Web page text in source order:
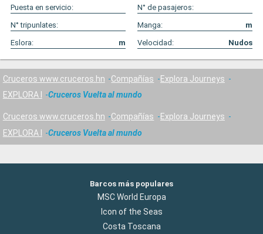
Puesta en servicio:
N° de pasajeros:
N° tripunlates:
Manga:
m
Eslora:
m Velocidad: Nudos
Cruceros www.cruceros.hn Compañías
Explora Journeys
EXPLORA I
Cruceros Vuelta al mundo
Cruceros www.cruceros.hn Compañías
Explora Journeys
EXPLORA I
Cruceros Vuelta al mundo
Barcos más populares
MSC World Europa
Icon of the Seas
Costa Toscana